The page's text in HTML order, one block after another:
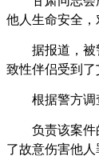
他人生命安全，
据报道，被警
致性伴侣受到了
根据警方调查
负责该案件的
了故意伤害他